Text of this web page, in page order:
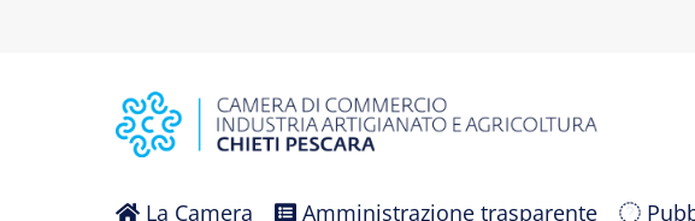
La Camera Amministrazione trasparente